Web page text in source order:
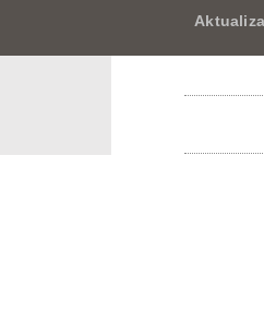
Aktualizacja